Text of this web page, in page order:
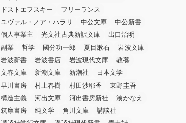
ドストエフスキー
フリーランス
ユヴァル・ノア・ハラリ
中公文庫
中公新書
個人事業主
光文社古典新訳文庫
出口治明
副業
哲学 國分功一郎 夏目漱石
岩波文庫
岩波新書
岩波書店 岩波現代文庫
教養
文春文庫
新潮文庫 新潮社
日本文学
早川書房
村上春樹 村田沙耶香
東野圭吾
構造主義
河出文庫 河出書房新社
湊かなえ
筑摩書房
純文学 角川文庫
講談社